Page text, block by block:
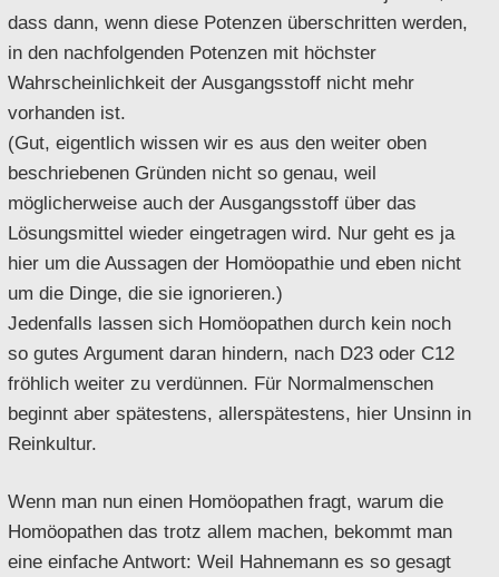
dass dann, wenn diese Potenzen überschritten werden,
in den nachfolgenden Potenzen mit höchster
Wahrscheinlichkeit der Ausgangsstoff nicht mehr
vorhanden ist.
(Gut, eigentlich wissen wir es aus den weiter oben
beschriebenen Gründen nicht so genau, weil
möglicherweise auch der Ausgangsstoff über das
Lösungsmittel wieder eingetragen wird. Nur geht es ja
hier um die Aussagen der Homöopathie und eben nicht
um die Dinge, die sie ignorieren.)
Jedenfalls lassen sich Homöopathen durch kein noch
so gutes Argument daran hindern, nach D23 oder C12
fröhlich weiter zu verdünnen. Für Normalmenschen
beginnt aber spätestens, allerspätestens, hier Unsinn in
Reinkultur.
Wenn man nun einen Homöopathen fragt, warum die
Homöopathen das trotz allem machen, bekommt man
eine einfache Antwort: Weil Hahnemann es so gesagt